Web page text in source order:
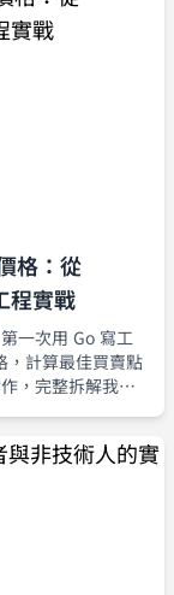
格：從
程實戰
一次用 Go 寫工
，計算最佳買賣點
，完整拆解我如